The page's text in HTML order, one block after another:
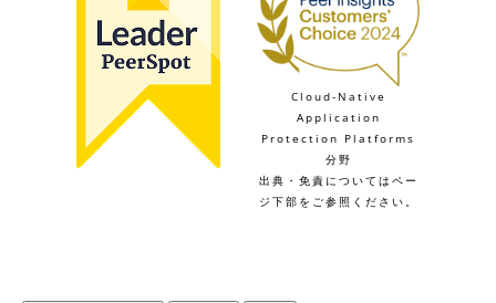
Cloud-Native
Application
Protection Platforms
分野
出典・免責についてはペー
ジ下部をご参照ください。